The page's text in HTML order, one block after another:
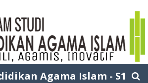
Agama Islam - S1